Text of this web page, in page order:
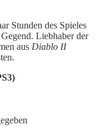
Stunden des Spieles
Liebhaber der
aus Diablo II